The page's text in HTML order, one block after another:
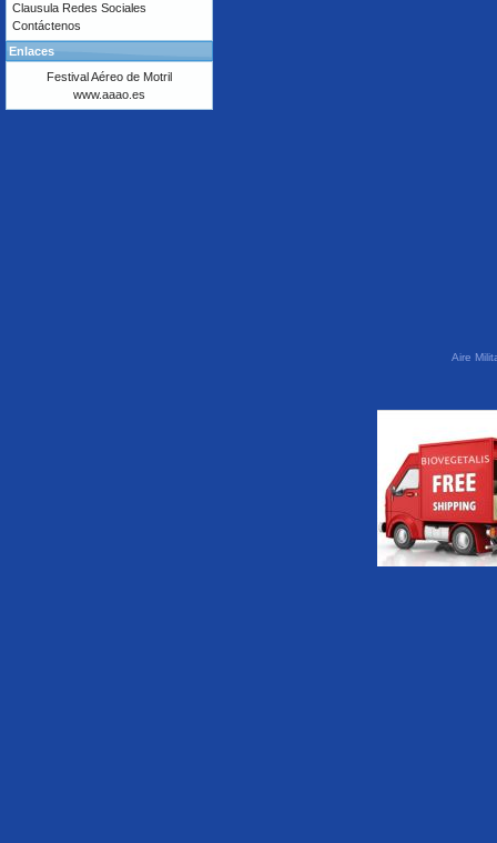
Clausula Redes Sociales
Contáctenos
Enlaces
Festival Aéreo de Motril
www.aaao.es
Aire